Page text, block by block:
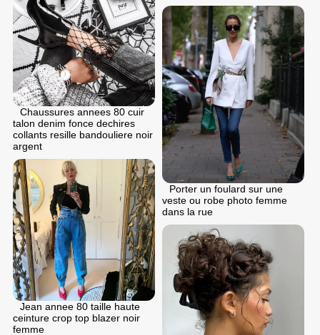
Chaussures annees 80 cuir
talon denim fonce dechires
collants resille bandouliere noir
argent
Porter un foulard sur une
veste ou robe photo femme
dans la rue
Jean annee 80 taille haute
ceinture crop top blazer noir
femme